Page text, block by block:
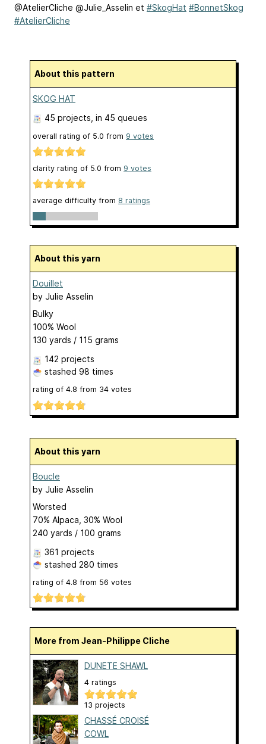
@AtelierCliche @Julie_Asselin et #SkogHat #BonnetSkog
#AtelierCliche
About this pattern
SKOG HAT
45 projects , in 45 queues
overall rating of 5.0 from 9 votes
clarity rating of 5.0 from 9 votes
average difficulty from 8 ratings
About this yarn
Douillet
by Julie Asselin
Bulky
100% Wool
130 yards / 115 grams
142 projects
stashed 98 times
rating of 4.8 from 34 votes
About this yarn
Boucle
by Julie Asselin
Worsted
70% Alpaca, 30% Wool
240 yards / 100 grams
361 projects
stashed 280 times
rating of 4.8 from 56 votes
More from Jean-Philippe Cliche
DUNETE SHAWL
4 ratings
13 projects
CHASSÉ CROISÉ
COWL